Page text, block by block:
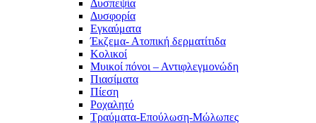
Δυσπεψία
Δυσφορία
Εγκαύματα
Έκζεμα- Ατοπική δερματίτιδα
Κολικοί
Μυικοί πόνοι – Αντιφλεγμονώδη
Πιασίματα
Πίεση
Ροχαλητό
Τραύματα-Επούλωση-Μώλωπες